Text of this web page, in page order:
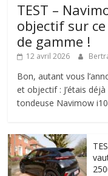
TEST –
objectif sur
de gamme !
12 avril 2026
Bon, autant vous
et objectif : J’étais
tondeuse Navimow